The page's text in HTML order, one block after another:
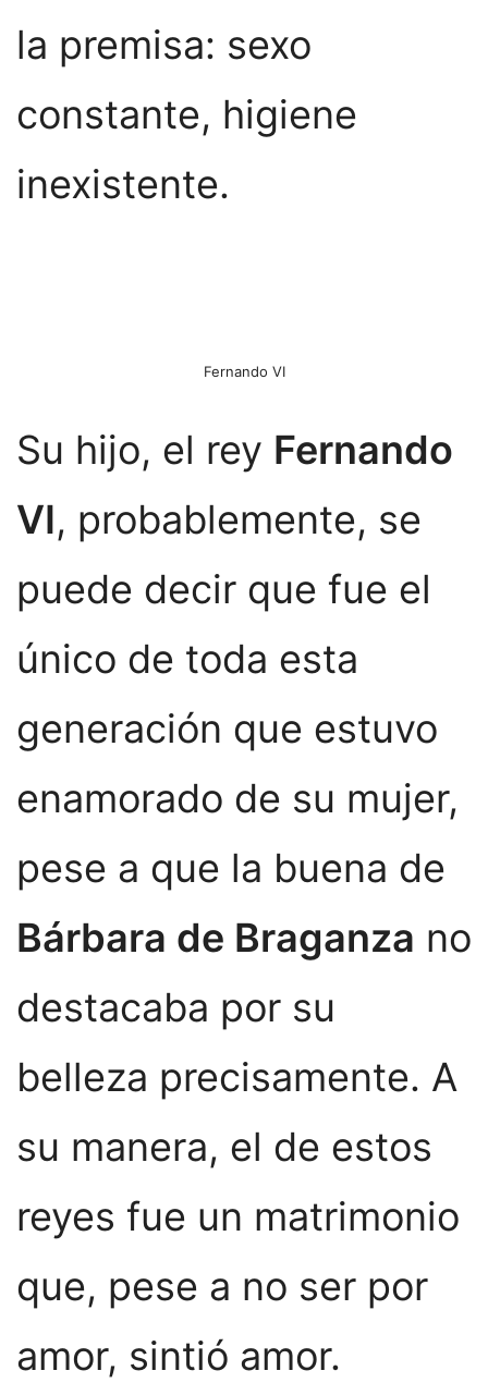
la premisa: sexo
constante, higiene
inexistente.
Fernando VI
Su hijo, el rey Fernando
VI, probablemente, se
puede decir que fue el
único de toda esta
generación que estuvo
enamorado de su mujer,
pese a que la buena de
Bárbara de Braganza no
destacaba por su
belleza precisamente. A
su manera, el de estos
reyes fue un matrimonio
que, pese a no ser por
amor, sintió amor.